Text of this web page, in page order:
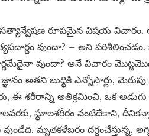
సత్యాన్వేషణ రూపమైన విషయ
వుందా? – అని
వుందా? అనే విచారం
అతని బుద్ధికి ఎన్నోసార్లు,
ఈ శరీరాన్ని అతిక్రమించి, ఒక
స్థూలశరీరం వంటిదేకాని,
మృతకళేబరం దగ్ధంచేస్తున్న,